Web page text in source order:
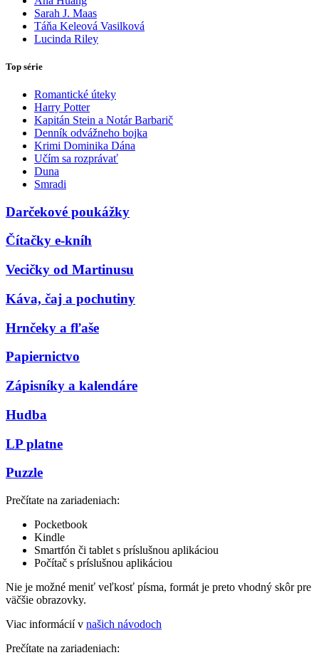
Sarah J. Maas
Táňa Keleová Vasilková
Lucinda Riley
Top série
Romantické úteky
Harry Potter
Kapitán Stein a Notár Barbarič
Denník odvážneho bojka
Krimi Dominika Dána
Učím sa rozprávať
Duna
Smradi
Darčekové poukážky
Čítačky e-kníh
Vecičky od Martinusu
Káva, čaj a pochutiny
Hrnčeky a fľaše
Papiernictvo
Zápisníky a kalendáre
Hudba
LP platne
Puzzle
Prečítate na zariadeniach:
Pocketbook
Kindle
Smartfón či tablet s príslušnou aplikáciou
Počítač s príslušnou aplikáciou
Nie je možné meniť veľkosť písma, formát je preto vhodný skôr pre
väčšie obrazovky.
Viac informácií v našich návodoch
Prečítate na zariadeniach: